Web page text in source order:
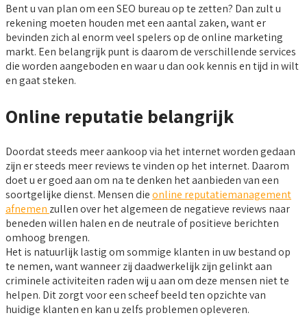
Bent u van plan om een SEO bureau op te zetten? Dan zult u
rekening moeten houden met een aantal zaken, want er
bevinden zich al enorm veel spelers op de online marketing
markt. Een belangrijk punt is daarom de verschillende services
die worden aangeboden en waar u dan ook kennis en tijd in wilt
en gaat steken.
Online reputatie belangrijk
Doordat steeds meer aankoop via het internet worden gedaan
zijn er steeds meer reviews te vinden op het internet. Daarom
doet u er goed aan om na te denken het aanbieden van een
soortgelijke dienst. Mensen dieonline reputatiemanagement
afnemen zullen over het algemeen de negatieve reviews naar
beneden willen halen en de neutrale of positieve berichten
omhoog brengen.
Het is natuurlijk lastig om sommige klanten in uw bestand op
te nemen, want wanneer zij daadwerkelijk zijn gelinkt aan
criminele activiteiten raden wij u aan om deze mensen niet te
helpen. Dit zorgt voor een scheef beeld ten opzichte van
huidige klanten en kan u zelfs problemen opleveren.